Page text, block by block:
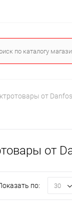
от
от
по: 30